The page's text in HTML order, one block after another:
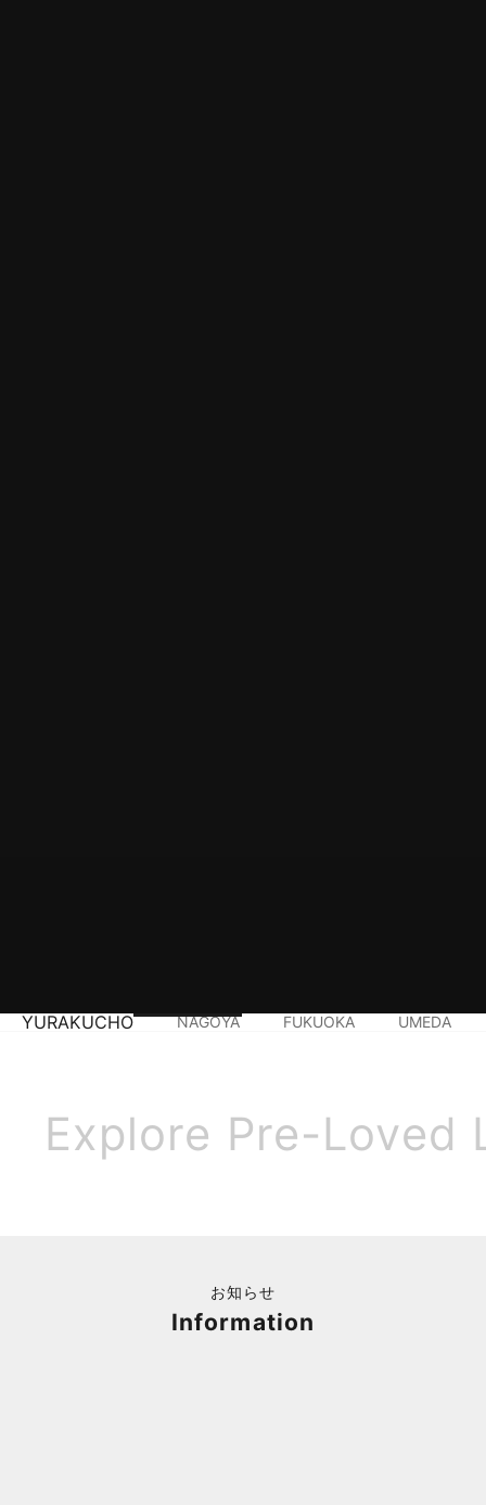
YURAKUCHO NAGOYA FUKUOKA UMEDA
Explore Pre-Loved
お知らせ
Information